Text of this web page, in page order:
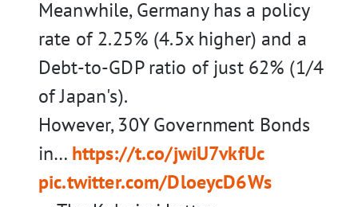
Meanwhile, Germany has a policy
rate of 2.25% (4.5x higher) and a
Debt-to-GDP ratio of just 62% (1/4
of Japan's).
However, 30Y Government Bonds
in… https://t.co/jwiU7vkfUc
pic.twitter.com/DloeycD6Ws